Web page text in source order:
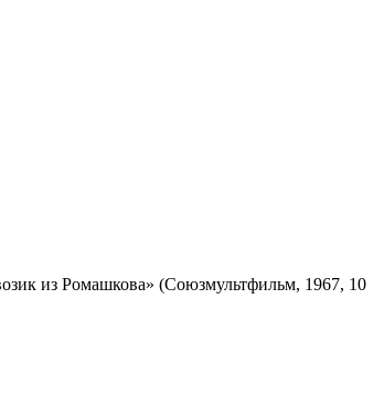
из Ромашкова» (Союзмультфильм, 1967, 10